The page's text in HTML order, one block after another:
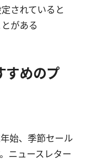
されていると
がある
すめのプ
始、季節セール
ニュースレター